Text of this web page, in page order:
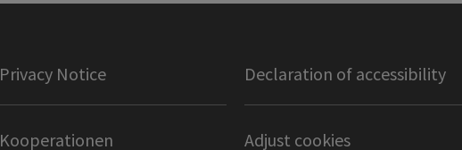
Privacy Notice Declaration of accessibility
Kooperationen Adjust cookies